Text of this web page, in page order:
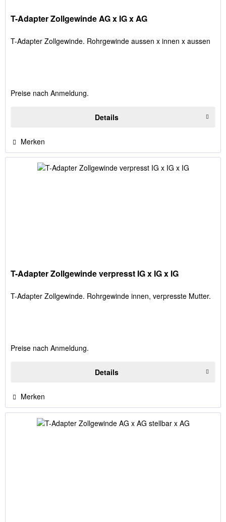
T-Adapter Zollgewinde AG x IG x AG
T-Adapter Zollgewinde. Rohrgewinde aussen x innen x aussen
Preise nach Anmeldung.
Details
Merken
T-Adapter Zollgewinde verpresst IG x IG x IG
T-Adapter Zollgewinde. Rohrgewinde innen, verpresste Mutter.
Preise nach Anmeldung.
Details
Merken